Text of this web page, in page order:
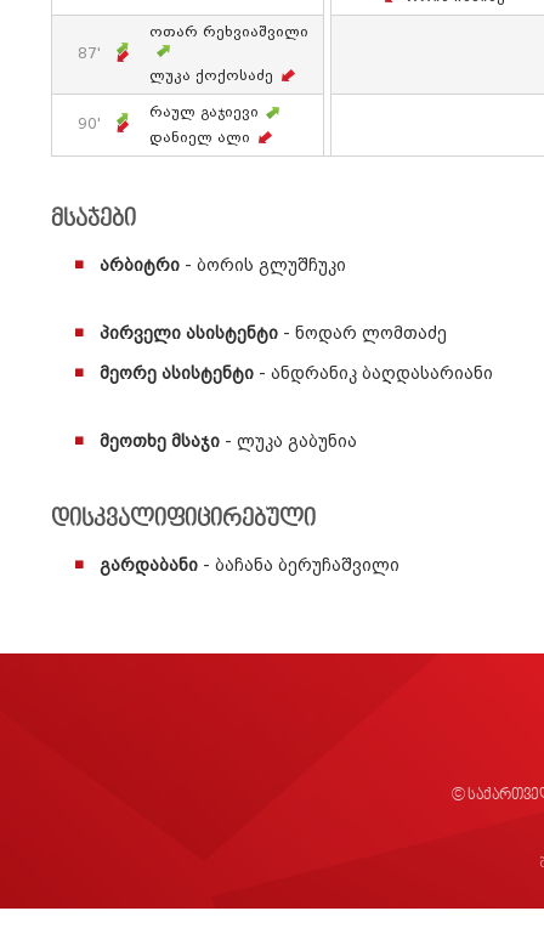
87'
Ოთარ Რეხვიაშვილი
Ლუკა Ქოქოსაძე
90'
Რაულ Გაჯიევი
Დანიელ Ალი
მსაჯები
არბიტრი - ბორის გლუშჩუკი
პირველი ასისტენტი - ნოდარ ლომთაძე
მეორე ასისტენტი - ანდრანიკ ბაღდასარიანი
მეოთხე მსაჯი - ლუკა გაბუნია
დისკვალიფიცირებული
გარდაბანი - ბაჩანა ბერუჩაშვილი
©